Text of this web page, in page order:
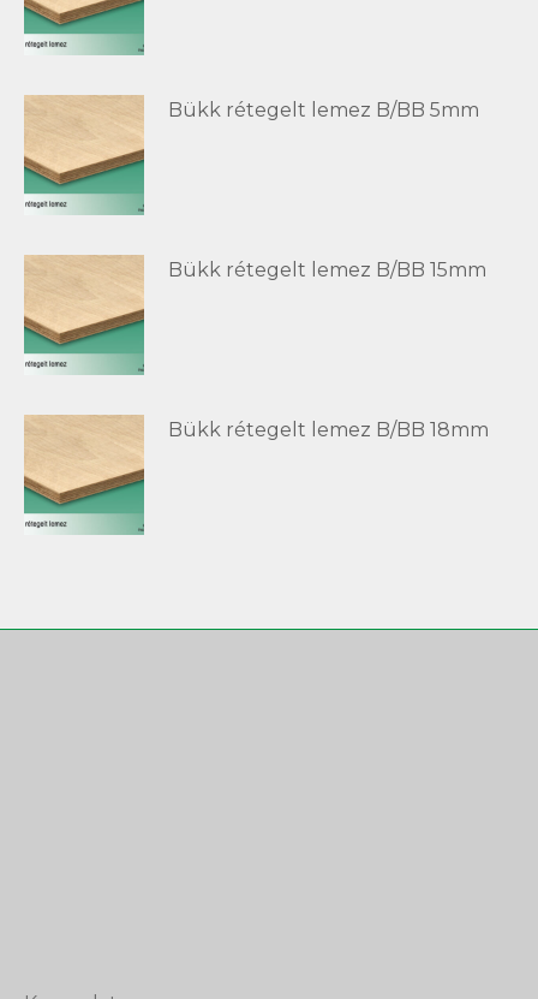
Bükk rétegelt lemez B/BB 5mm
Bükk rétegelt lemez B/BB 15mm
Bükk rétegelt lemez B/BB 18mm